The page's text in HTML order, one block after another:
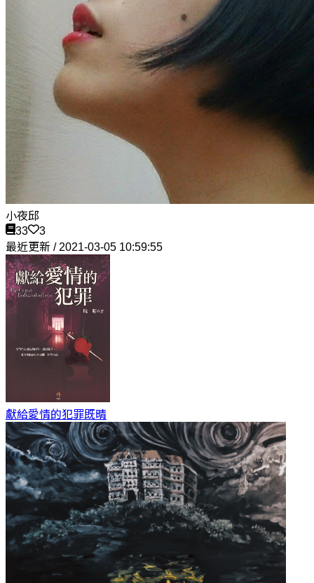
小夜邱
33
3
最近更新 / 2021-03-05 10:59:55
獻給愛情的犯罪既晴